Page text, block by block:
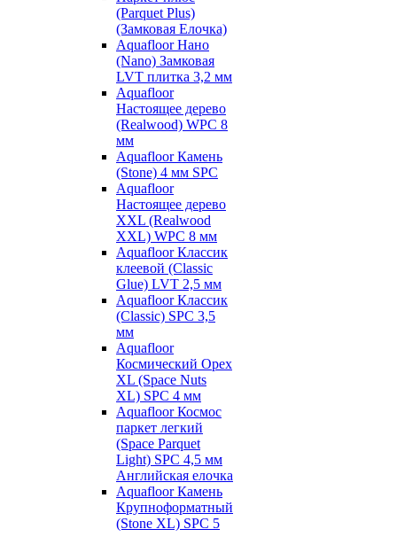
(Parquet Plus)
(Замковая Елочка)
Aquafloor Нано
(Nano) Замковая
LVT плитка 3,2 мм
Aquafloor
Настоящее дерево
(Realwood) WPC 8
мм
Aquafloor Камень
(Stone) 4 мм SPC
Aquafloor
Настоящее дерево
XXL (Realwood
XXL) WPC 8 мм
Aquafloor Классик
клеевой (Classic
Glue) LVT 2,5 мм
Aquafloor Классик
(Classic) SPC 3,5
мм
Aquafloor
Космический Орех
XL (Space Nuts
XL) SPC 4 мм
Aquafloor Космос
паркет легкий
(Space Parquet
Light) SPC 4,5 мм
Английская елочка
Aquafloor Камень
Крупноформатный
(Stone XL) SPC 5